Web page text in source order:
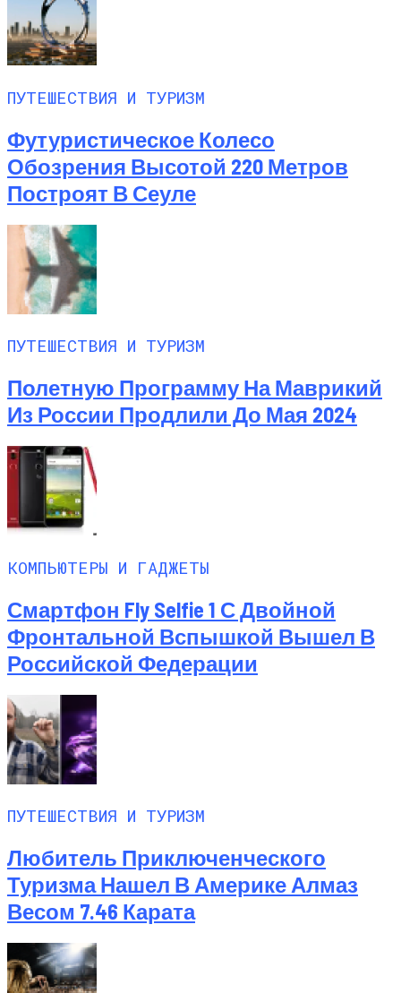
ПУТЕШЕСТВИЯ И ТУРИЗМ
Футуристическое Колесо
Обозрения Высотой 220 Метров
Построят В Сеуле
ПУТЕШЕСТВИЯ И ТУРИЗМ
Полетную Программу На Маврикий
Из России Продлили До Мая 2024
КОМПЬЮТЕРЫ И ГАДЖЕТЫ
Смартфон Fly Selfie 1 С Двойной
Фронтальной Вспышкой Вышел В
Российской Федерации
ПУТЕШЕСТВИЯ И ТУРИЗМ
Любитель Приключенческого
Туризма Нашел В Америке Алмаз
Весом 7.46 Карата